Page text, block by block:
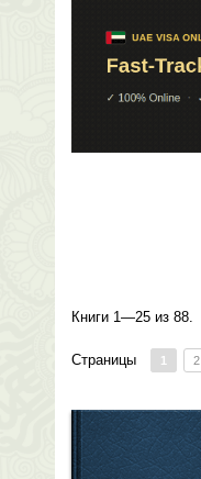
Книги 1—25 из 88.
Страницы 1 2